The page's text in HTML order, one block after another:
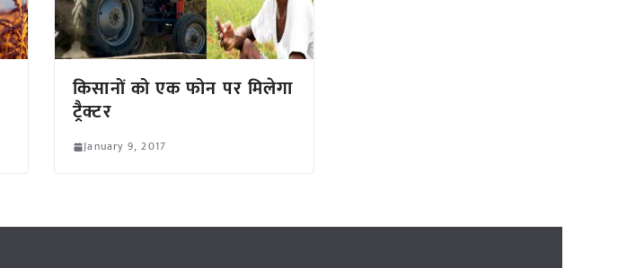
किसानों को एक फोन पर मिलेगा
ट्रैक्टर
January 9, 2017